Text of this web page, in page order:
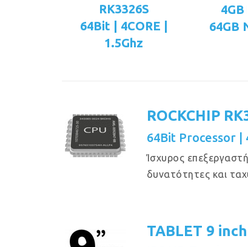
RK3326S
64Bit | 4CORE |
1.5Ghz
4GB
64GB
ROCKCHIP
64Bit Processor |
Ίσχυρος
δυνατότητες και
TABLET 9